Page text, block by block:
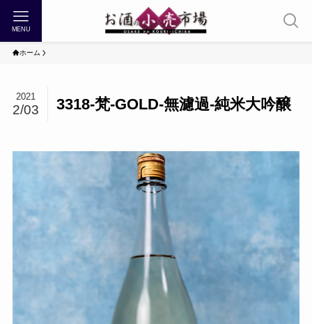
MENU
ホーム
3318-梵-GOLD-無濾過-純米大吟醸
2021
2/03